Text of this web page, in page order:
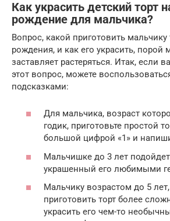
Как украсить детский торт
рождение для мальчика?
Вопрос, какой приготовить мальчику
рождения, и как его украсить, порой
заставляет растеряться. Итак, если
этот вопрос, можете
подсказками:
Для мальчика, возраст
годик, приготовьте простой
большой цифрой «1» и
Мальчишке до 3 лет подойдет
украшенный его любимыми
Мальчику возрастом до 5
приготовить торт более
украсить его чем-то